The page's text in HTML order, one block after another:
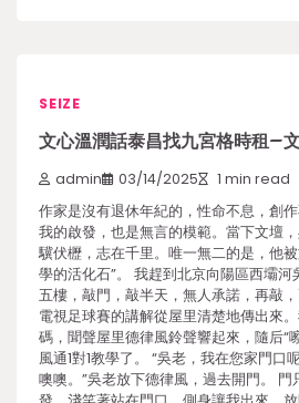
SEIZE
文心溫潤話泰昌找九宮格時租–
admin 03/14/2025 1 min read
作家是沒有退休年紀的，性命不息，創
我的啟發，也是無言的模範。當下文壇
驥伏櫪，志在千里。唯一無二的是，他
學的活化石”。 我趕到北京向陽區西壩
五樓，敲門，敲半天，無人承諾，再敲，
電視足球賽的講解從屋里清楚地傳出來
碼，聞聲屋里德律風鈴聲響起來，隨后“
風通1對1教學了。 “吳老，我在您家門口
噢噢。”吳老放下德律風，過去開門。